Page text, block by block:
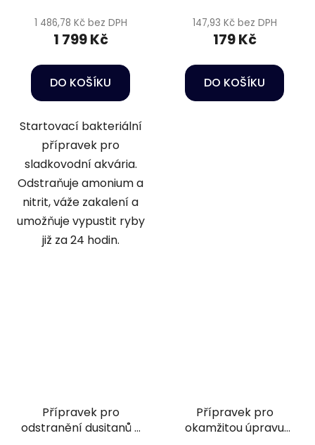
1 486,78 Kč bez DPH
1 799 Kč
DO KOŠÍKU
Startovací bakteriální
přípravek pro
sladkovodní akvária.
Odstraňuje amonium a
nitrit, váže zakalení a
umožňuje vypustit ryby
již za 24 hodin.
147,93 Kč bez DPH
179 Kč
DO KOŠÍKU
Přípravek pro
odstranění dusitanů v
Přípravek pro
okamžitou úpravu